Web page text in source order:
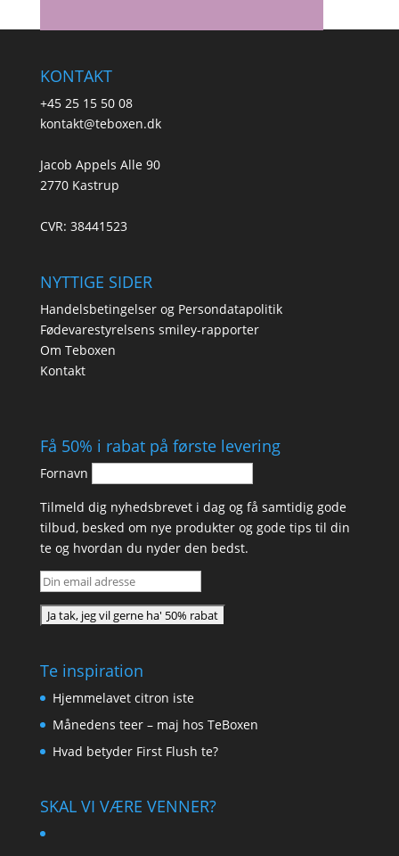
KONTAKT
+45 25 15 50 08
kontakt@teboxen.dk
Jacob Appels Alle 90
2770 Kastrup
CVR: 38441523
NYTTIGE SIDER
Handelsbetingelser og Persondatapolitik
Fødevarestyrelsens smiley-rapporter
Om Teboxen
Kontakt
Få 50% i rabat på første levering
Fornavn
Tilmeld dig nyhedsbrevet i dag og få samtidig gode
tilbud, besked om nye produkter og gode tips til din
te og hvordan du nyder den bedst.
Te inspiration
Hjemmelavet citron iste
Månedens teer – maj hos TeBoxen
Hvad betyder First Flush te?
SKAL VI VÆRE VENNER?